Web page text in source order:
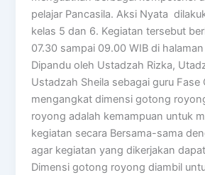
pelajar Pancasila. Aksi Nyata
kelas 5 dan 6. Kegiatan tersebut
07.30 sampai 09.00 WIB di
Dipandu oleh Ustadzah Rizka,
Ustadzah Sheila sebagai guru Fase
mengangkat dimensi gotong
royong adalah kemampuan untuk
kegiatan secara Bersama-sama
agar kegiatan yang dikerjakan
Dimensi gotong royong diambil